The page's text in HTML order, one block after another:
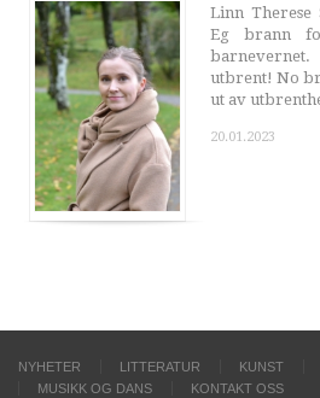
Linn Therese
Eg brann
utbrent! No
ut av
20.01.2023
NYHETER LITTERATUR KUNST
MUSIKK OG DANS
KONTAKT OSS